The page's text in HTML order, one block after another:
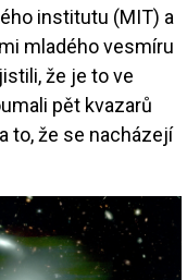
institutu (MIT) a
mladého vesmíru
že je to ve
pět kvazarů
to, že se nacházejí